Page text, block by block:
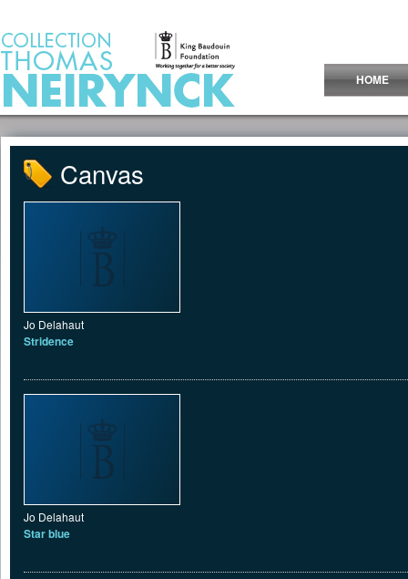
HOME
Canvas
Jo Delahaut
Stridence
Jo Delahaut
Star blue